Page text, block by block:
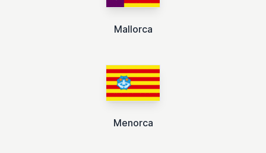
Mallorca
Menorca